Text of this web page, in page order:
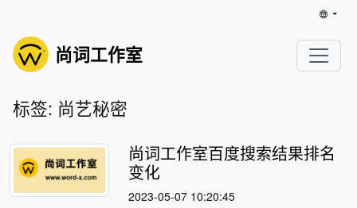
尚词工作室
标签: 尚艺秘密
尚词工作室百度搜索结果排名
变化
2023-05-07 10:20:45